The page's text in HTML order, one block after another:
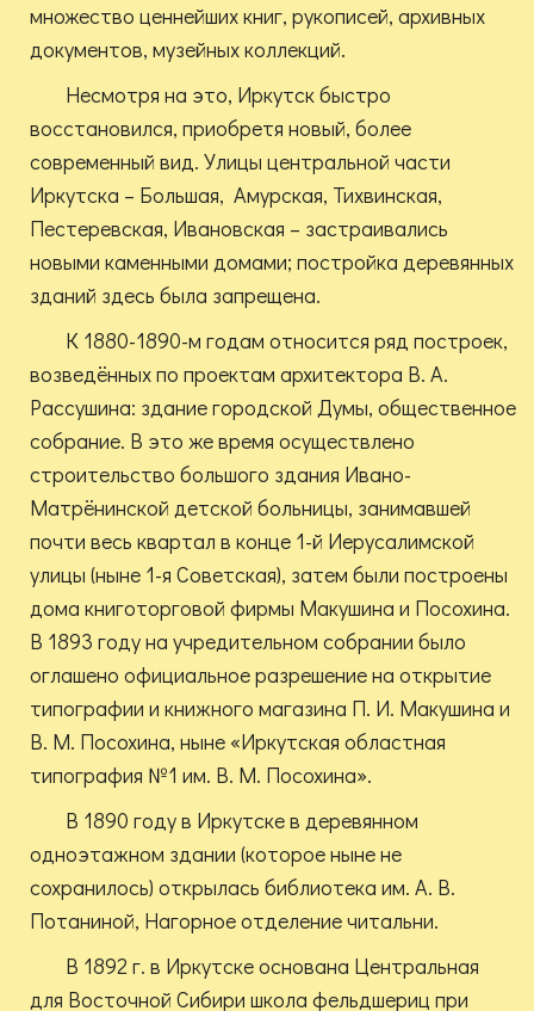
множество ценнейших книг, рукописей, архивных
документов, музейных коллекций.
Несмотря на это, Иркутск быстро
восстановился, приобретя новый, более
современный вид. Улицы центральной части
Иркутска – Большая, Амурская, Тихвинская,
Пестеревская, Ивановская – застраивались
новыми каменными домами; постройка деревянных
зданий здесь была запрещена.
К 1880-1890-м годам относится ряд построек,
возведённых по проектам архитектора В. А.
Рассушина: здание городской Думы, общественное
собрание. В это же время осуществлено
строительство большого здания Ивано-
Матрёнинской детской больницы, занимавшей
почти весь квартал в конце 1-й Иерусалимской
улицы (ныне 1-я Советская), затем были построены
дома книготорговой фирмы Макушина и Посохина.
В 1893 году на учредительном собрании было
оглашено официальное разрешение на открытие
типографии и книжного магазина П. И. Макушина и
В. М. Посохина, ныне «Иркутская областная
типография №1 им. В. М. Посохина».
В 1890 году в Иркутске в деревянном
одноэтажном здании (которое ныне не
сохранилось) открылась библиотека им. А. В.
Потаниной, Нагорное отделение читальни.
В 1892 г. в Иркутске основана Центральная
для Восточной Сибири школа фельдшериц при